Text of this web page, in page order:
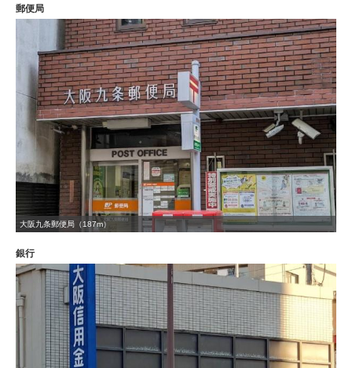
郵便局
大阪九条郵便局（187m）
銀行